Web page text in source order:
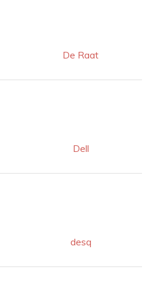
De Raat
Dell
desq